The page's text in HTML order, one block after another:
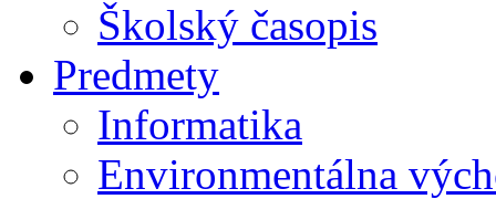
Školský časopis
Predmety
Informatika
Environmentálna